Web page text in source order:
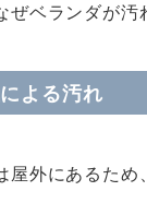
ぜベランダが汚
よる汚れ
屋外にあるため